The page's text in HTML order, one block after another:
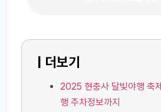
| 더보기
2025 현충사 달빛야행 축
행 주차정보까지